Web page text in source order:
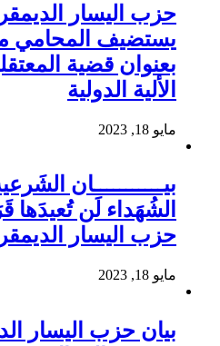
حزب اليسار
يستضيف المحامي
بعنوان قضية
الألية الدولية
مايو 18, 2023
بيـــــــــــان
الشُهَداء لَن
حزب اليسار
مايو 18, 2023
بيان حزب اليسار